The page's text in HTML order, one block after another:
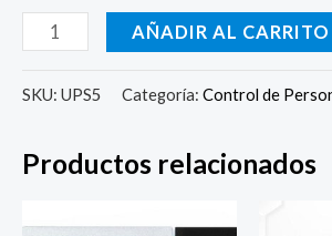
AÑADIR AL CARRITO
SKU: UPS5 Categoría: Control de
Productos relacionados